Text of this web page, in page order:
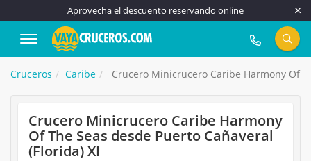
Aprovecha el descuento reservando online
917 815 555
Cruceros Caribe Crucero Minicrucero Caribe Harmony Of
Crucero Minicrucero Caribe Harmony
Of The Seas desde Puerto Cañaveral
(Florida) XI